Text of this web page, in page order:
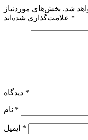
شد. بخش‌های موردنیاز
*
*
*
*